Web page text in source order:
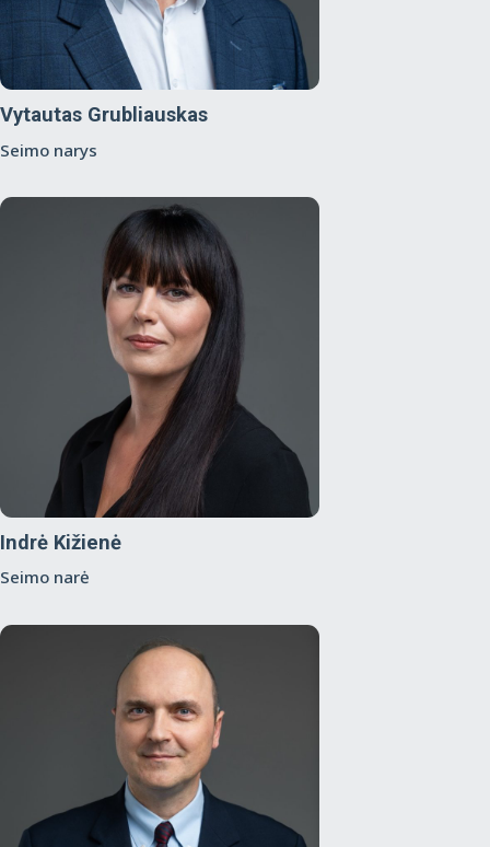
Vytautas Grubliauskas
Seimo narys
Indrė Kižienė
Seimo narė